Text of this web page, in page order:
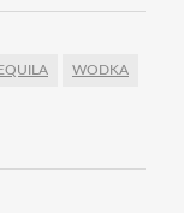
WODKA